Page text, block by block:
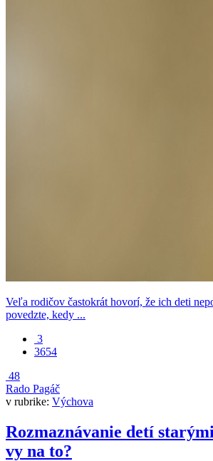
Veľa rodičov častokrát hovorí, že ich deti
povedzte, kedy ...
3
3654
48
Rado Pagáč
v rubrike: Výchova
Rozmaznávanie detí
vy na to?